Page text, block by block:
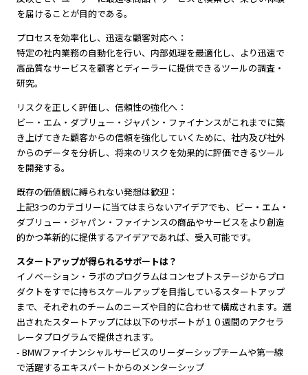
を届けることが目的である。
プロセスを効率化し、迅速な顧客対応へ：
特定の社内業務の自動化を行い、内部処理を最適化し、より迅速で
高品質なサービスを顧客とディーラーに提供できるツールの調査・
研究。
リスクを正しく評価し、信頼性の強化へ：
ビー・エム・ダブリュー・ジャパン・ファイナンスがこれまでに築
き上げてきた顧客からの信頼を強化していくために、社内及び社外
からのデータを分析し、将来のリスクを効果的に評価できるツール
を開発する。
既存の価値観に縛られない発想は歓迎：
上記3つのカテゴリーに当てはまらないアイデアでも、ビー・エム・
ダブリュー・ジャパン・ファイナンスの商品やサービスをより創造
的かつ革新的に提供するアイデアであれば、受入可能です。
スタートアップが得られるサポートは？
イノベーション・ラボのプログラムはコンセプトステージからプロ
ダクトをすでに持ちスケールアップを目指しているスタートアップ
まで、それぞれのチームのニーズや目的に合わせて構成されます。選
出されたスタートアップには以下のサポートが１０週間のアクセラ
レータプログラムで提供されます。
- BMWファイナンシャルサービスのリーダーシップチームや第一線
で活躍するエキスパートからのメンターシップ